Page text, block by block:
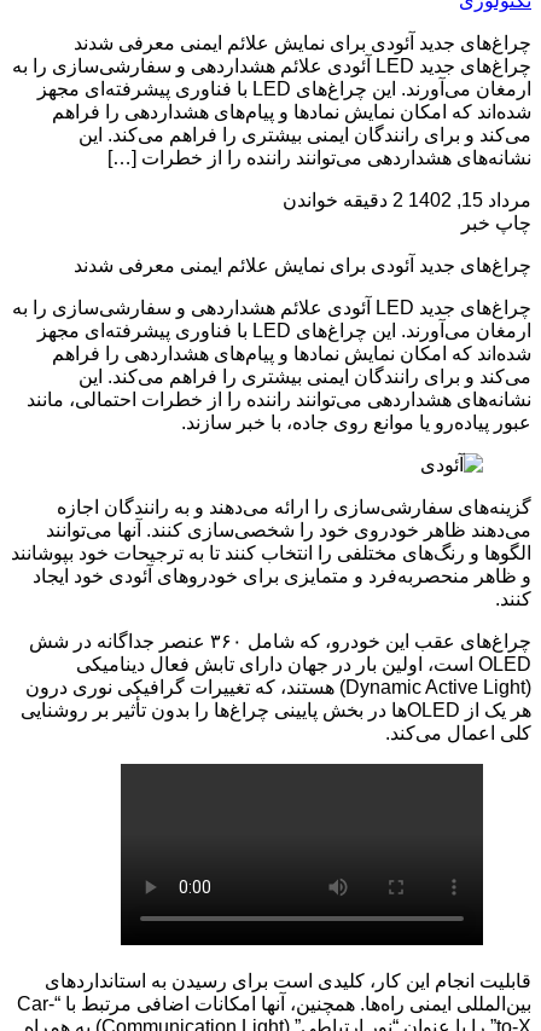
چراغ‌های جدید آئودی برای نمایش علائم ایمنی معرفی شدند
چراغ‌های جدید LED آئودی علائم هشداردهی و سفارشی‌سازی را به
ارمغان می‌آورند. این چراغ‌های LED با فناوری پیشرفته‌ای مجهز
شده‌اند که امکان نمایش نمادها و پیام‌های هشداردهی را فراهم
می‌کند و برای رانندگان ایمنی بیشتری را فراهم می‌کند. این
نشانه‌های هشداردهی می‌توانند راننده را از خطرات […]
مرداد 15, 1402
2 دقیقه خواندن
چاپ خبر
چراغ‌های جدید آئودی برای نمایش علائم ایمنی معرفی شدند
چراغ‌های جدید LED آئودی علائم هشداردهی و سفارشی‌سازی را به
ارمغان می‌آورند. این چراغ‌های LED با فناوری پیشرفته‌ای مجهز
شده‌اند که امکان نمایش نمادها و پیام‌های هشداردهی را فراهم
می‌کند و برای رانندگان ایمنی بیشتری را فراهم می‌کند. این
نشانه‌های هشداردهی می‌توانند راننده را از خطرات احتمالی، مانند
عبور پیاده‌رو یا موانع روی جاده، با خبر سازند.
گزینه‌های سفارشی‌سازی را ارائه می‌دهند و به رانندگان اجازه
می‌دهند ظاهر خودروی خود را شخصی‌سازی کنند. آنها می‌توانند
الگوها و رنگ‌های مختلفی را انتخاب کنند تا به ترجیحات خود بپوشانند
و ظاهر منحصربه‌فرد و متمایزی برای خودروهای آئودی خود ایجاد
کنند.
چراغ‌های عقب این خودرو، که شامل ۳۶۰ عنصر جداگانه در شش
OLED است، اولین بار در جهان دارای تابش فعال دینامیکی
(Dynamic Active Light) هستند، که تغییرات گرافیکی نوری درون
هر یک از OLEDها در بخش پایینی چراغ‌ها را بدون تأثیر بر روشنایی
کلی اعمال می‌کند.
قابلیت انجام این کار، کلیدی است برای رسیدن به استانداردهای
بین‌المللی ایمنی راه‌ها. همچنین، آنها امکانات اضافی مرتبط با “Car-
to-X” را با عنوان “نور ارتباطی” (Communication Light) به همراه